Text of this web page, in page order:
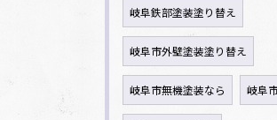
岐阜鉄部塗装塗り替え
岐阜市外壁塗装塗り替え
岐阜市無機塗装なら 岐阜